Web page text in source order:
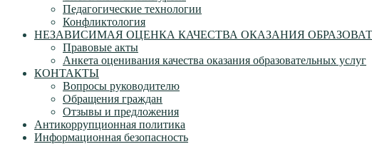
Педагогические технологии
Конфликтология
НЕЗАВИСИМАЯ ОЦЕНКА КАЧЕСТВА ОКАЗАНИЯ
Правовые акты
Анкета оценивания качества оказания образовательных услуг
КОНТАКТЫ
Вопросы руководителю
Обращения граждан
Отзывы и предложения
Антикоррупционная политика
Информационная безопасность